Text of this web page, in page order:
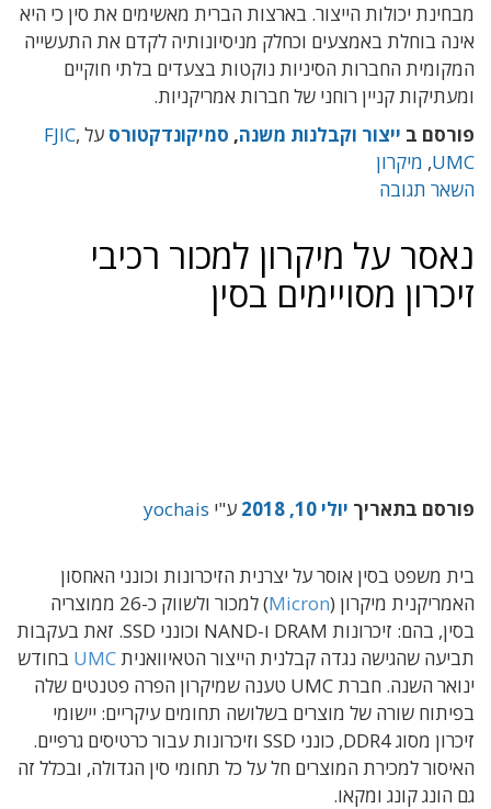
מבחינת יכולות הייצור. בארצות הברית מאשימים את סין כי היא
אינה בוחלת באמצעים וכחלק מניסיונותיה לקדם את התעשייה
המקומית החברות הסיניות נוקטות בצעדים בלתי חוקיים
ומעתיקות קניין רוחני של חברות אמריקניות.
פורסם ב ייצור וקבלנות משנה, סמיקונדקטורס על FJIC,
UMC
, מיקרון
השאר תגובה
נאסר על מיקרון למכור רכיבי
זיכרון מסויימים בסין
פורסם בתאריך יולי 10, 2018 ע"י yochais
בית משפט בסין אוסר על יצרנית הזיכרונות וכונני האחסון
האמריקנית מיקרון (Micron
) למכור ולשווק כ-26 ממוצריה
בסין, בהם: זיכרונות DRAM ו-NAND וכונני SSD. זאת בעקבות
תביעה שהגישה נגדה קבלנית הייצור הטאיוואנית UMC בחודש
ינואר השנה. חברת UMC טענה שמיקרון הפרה פטנטים שלה
בפיתוח שורה של מוצרים בשלושה תחומים עיקריים: יישומי
זיכרון מסוג DDR4, כונני SSD וזיכרונות עבור כרטיסים גרפיים.
האיסור למכירת המוצרים חל על כל תחומי סין הגדולה, ובכלל זה
גם הונג קונג ומקאו.